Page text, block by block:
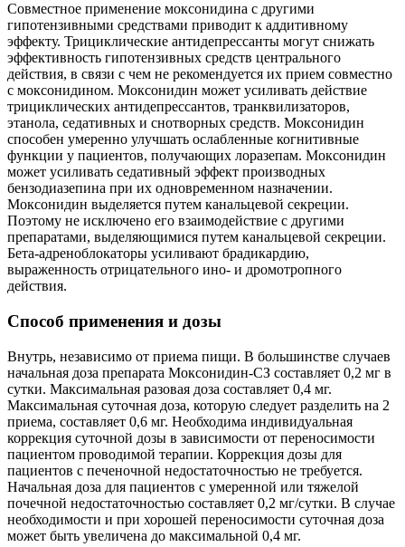
Совместное применение моксонидина с другими
гипотензивными средствами приводит к аддитивному
эффекту. Трициклические антидепрессанты могут снижать
эффективность гипотензивных средств центрального
действия, в связи с чем не рекомендуется их прием совместно
с моксонидином. Моксонидин может усиливать действие
трициклических антидепрессантов, транквилизаторов,
этанола, седативных и снотворных средств. Моксонидин
способен умеренно улучшать ослабленные когнитивные
функции у пациентов, получающих лоразепам. Моксонидин
может усиливать седативный эффект производных
бензодиазепина при их одновременном назначении.
Моксонидин выделяется путем канальцевой секреции.
Поэтому не исключено его взаимодействие с другими
препаратами, выделяющимися путем канальцевой секреции.
Бета-адреноблокаторы усиливают брадикардию,
выраженность отрицательного ино- и дромотропного
действия.
Способ применения и дозы
Внутрь, независимо от приема пищи. В большинстве случаев
начальная доза препарата Моксонидин-СЗ составляет 0,2 мг в
сутки. Максимальная разовая доза составляет 0,4 мг.
Максимальная суточная доза, которую следует разделить на 2
приема, составляет 0,6 мг. Необходима индивидуальная
коррекция суточной дозы в зависимости от переносимости
пациентом проводимой терапии. Коррекция дозы для
пациентов с печеночной недостаточностью не требуется.
Начальная доза для пациентов с умеренной или тяжелой
почечной недостаточностью составляет 0,2 мг/сутки. В случае
необходимости и при хорошей переносимости суточная доза
может быть увеличена до максимальной 0,4 мг.